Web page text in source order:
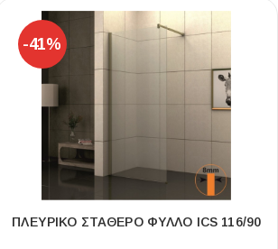
-41%
ΠΛΕΥΡΙΚΌ ΣΤΑΘΕΡΌ ΦΎΛΛΟ ICS 116/90